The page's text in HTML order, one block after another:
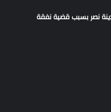
نصر بسبب قضية نفقة